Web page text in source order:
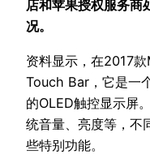
店和苹果授权服务商
况。
资料显示，在2017
Touch Bar，它是一
的OLED触控显示屏
统音量、亮度等，不
些特别功能。